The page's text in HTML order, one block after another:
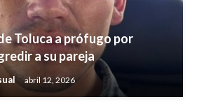
Toluca a prófugo por
a su pareja
abril 12, 2026